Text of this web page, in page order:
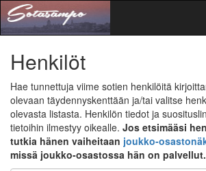
Henkilöt
Hae tunnettuja viime sotien henkilöitä
olevaan täydennyskenttään ja/tai valitse
olevasta listasta. Henkilön tiedot ja
tietoihin ilmestyy oikealle. Jos etsimääsi
tutkia hänen vaiheitaan joukko-
missä joukko-osastossa hän on palvellut.